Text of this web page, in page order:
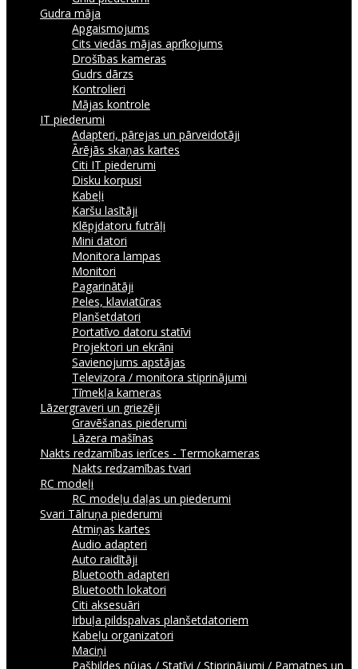
Gudra māja
Apgaismojums
Cits viedās mājas aprīkojums
Drošības kameras
Gudrs dārzs
Kontrolieri
Mājas kontrole
IT piederumi
Adapteri, pārejas un pārveidotāji
Ārējās skaņas kartes
Citi IT piederumi
Disku korpusi
Kabeļi
Karšu lasītāji
Klēpjdatoru futrāļi
Mini datori
Monitora lampas
Monitori
Pagarinātāji
Peles, klaviatūras
Planšetdatori
Portatīvo datoru statīvi
Projektori un ekrāni
Savienojums apstājas
Televizora / monitora stiprinājumi
Tīmekļa kameras
Lāzergraveri un griezēji
Gravēšanas piederumi
Lāzera mašīnas
Nakts redzamības ierīces - Termokameras
Nakts redzamības tvari
RC modeļi
RC modeļu daļas un piederumi
Svari Tālruņa piederumi
Atmiņas kartes
Audio adapteri
Auto raidītāji
Bluetooth adapteri
Bluetooth lokatori
Citi aksesuāri
Irbuļa pildspalvas planšetdatoriem
Kabeļu organizatori
Maciņi
Pašbildes nūjas / Statīvi / Stiprinājumi / Pamatnes un